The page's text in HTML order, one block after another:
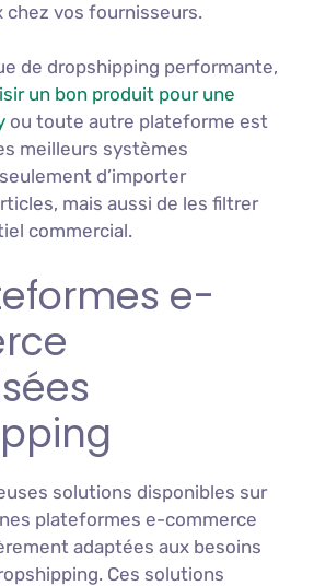
chez vos fournisseurs.
de dropshipping performante,
un bon produit pour une
ou toute autre plateforme est
meilleurs systèmes
d’importer
mais aussi de les filtrer
commercial.
e-
solutions disponibles sur
plateformes e-commerce
adaptées aux besoins
Ces solutions